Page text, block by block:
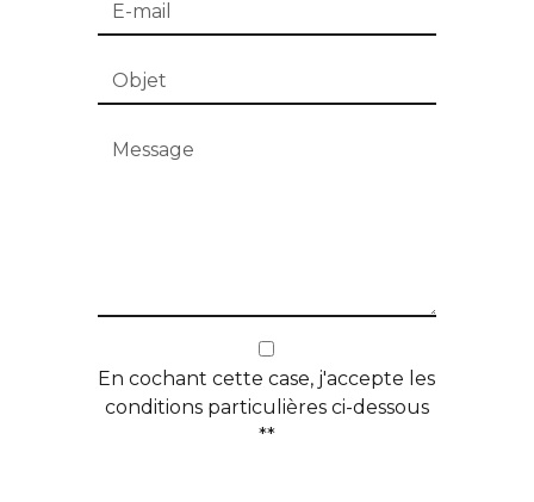
En cochant cette case, j'accepte les
conditions particulières ci-dessous
**